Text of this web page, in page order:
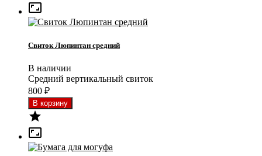

Свиток Люпинтан средний
В наличии
Средний вертикальный свиток
800 ₽

